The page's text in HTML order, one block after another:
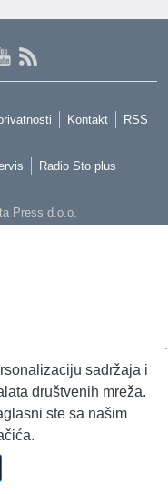
Kontakt RSS
Radio Sto plus
Press d.o.o.
sadržaja i
društvenih mreža.
ste sa našim